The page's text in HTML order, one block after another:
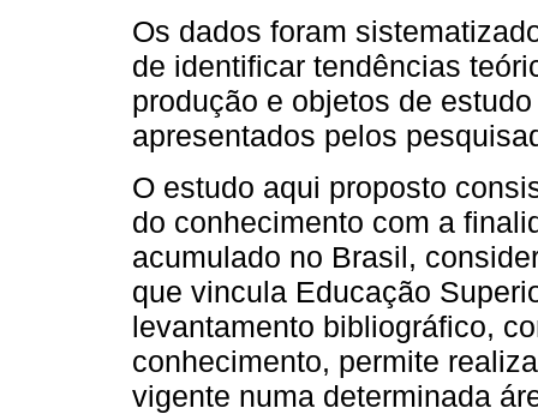
Os dados foram
de identificar tendências
produção e objetos de
apresentados pelos
O estudo aqui proposto
do conhecimento com a
acumulado no Brasil,
que vincula Educação
levantamento bibliográfico,
conhecimento, permite
vigente numa determinada